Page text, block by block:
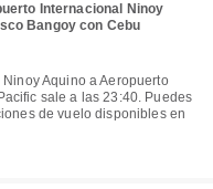
Internacional Ninoy
Bangoy con Cebu
sale a las 23:40. Puedes
de vuelo disponibles en